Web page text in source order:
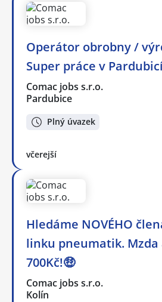
Operátor obrobny /
Super práce v
Comac jobs s.r.o.
Pardubice
Plný úvazek
včerejší
Hledáme NOVÉHO
linku pneumatik. Mzda
700Kč!🤑
Comac jobs s.r.o.
Kolín